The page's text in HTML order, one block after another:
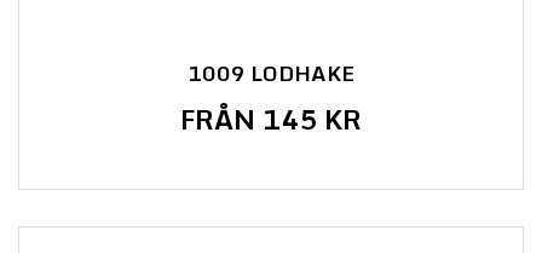
1009 LODHAKE
FRÅN 145 KR